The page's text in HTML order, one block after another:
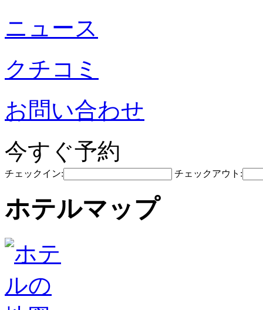
ニュース
クチコミ
お問い合わせ
今すぐ予約
チェックイン: チェックアウト:
ホテルマップ